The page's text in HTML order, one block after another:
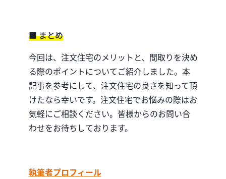
■ まとめ
今回は、注文住宅のメリットと、間取りを決め
る際のポイントについてご紹介しました。 本
記事を参考にして、注文住宅の良さを知って頂
けたなら幸いです。 注文住宅でお悩みの際はお
気軽にご相談ください。 皆様からのお問い合
わせをお待ちしております。
執筆者プロフィール